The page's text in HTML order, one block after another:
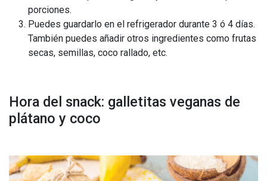
porciones.
Puedes guardarlo en el refrigerador durante 3 ó 4 días.
También puedes añadir otros ingredientes como frutas
secas, semillas, coco rallado, etc.
Hora del snack: galletitas veganas de
plátano y coco